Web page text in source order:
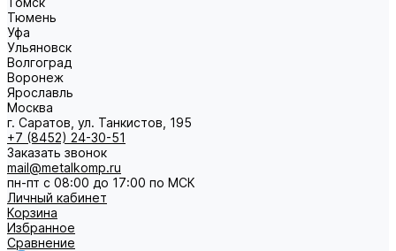
Тюмень
Уфа
Ульяновск
Волгоград
Воронеж
Ярославль
Москва
г. Саратов, ул. Танкистов, 195
+7 (8452) 24-30-51
Заказать звонок
mail@metalkomp.ru
пн-пт с 08:00 до 17:00 по МСК
Личный кабинет
Корзина
Избранное
Сравнение